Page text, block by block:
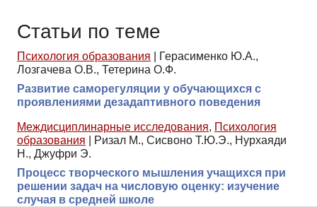
Статьи по теме
Психология образования
Герасименко Ю.А.,
Лозгачева О.В., Тетерина О.Ф.
Развитие саморегуляции у обучающихся с
проявлениями дезадаптивного поведения
Междисциплинарные исследования, Психология
образования
Ризал М., Сисвоно Т.Ю.Э., Нурхаяди
Н., Джуфри Э.
Процесс творческого мышления учащихся при
решении задач на числовую оценку: изучение
случая в средней школе